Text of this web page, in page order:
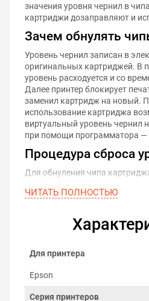
значения уровня чернил в
картриджи дозаправляют и
Зачем обнулять
Уровень чернил записан в
оригинальных картриджей. В
уровень расходуется и со
Далее принтер блокирует
заменил картридж на новый.
использование картриджа
виртуальный уровень чернил
при помощи программатора —
Процедура сброса
Для обнуления чипа
Извлеките картридж из
дозаправьте при
Плотно состыкуйте
контакта
смены индикации с
среднем это занимает 5
ЧИТАТЬ ПОЛНОСТЬЮ
Для принтера
Epson
Серия принтеров